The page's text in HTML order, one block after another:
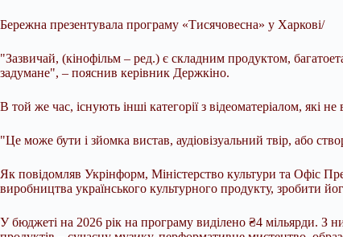
Бережна презентувала програму «Тисячовесна» у Харкові/
"Зазвичай, (кінофільм – ред.) є складним продуктом,
задумане", – пояснив керівник Держкіно.
В той же час, існують інші категорії з відеоматеріалом, які
"Це може бути і зйомка вистав, аудіовізуальний твір, або
Як повідомляв Укрінформ, Міністерство культури та Офіс
виробництва українського культурного продукту, зробити
У бюджеті на 2026 рік на програму виділено ₴4 мільярди. З